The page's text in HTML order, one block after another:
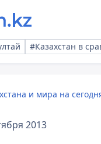
#Казахстан в
и мира на
2013